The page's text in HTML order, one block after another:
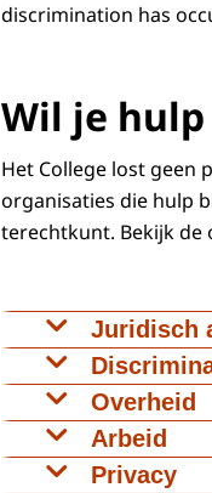
discrimination has
Wil je
Het College lost geen
organisaties die hulp
terechtkunt. Bekijk de
Juridisch
Twijfel je over
Wil je een
Overheid
Heb je een
andere
Arbeid
Heb je een
Privacy